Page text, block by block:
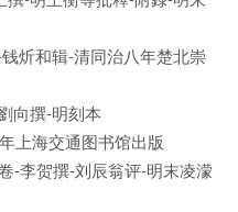
炘和辑-清同治八年楚北崇
向撰-明刻本
上海交通图书馆出版
-李贺撰-刘辰翁评-明末凌濛